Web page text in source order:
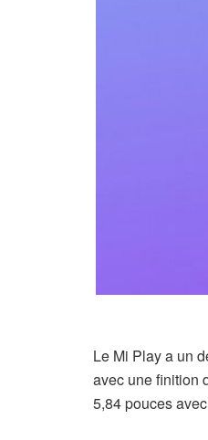
Le Mi Play a un
avec une finition
5,84 pouces